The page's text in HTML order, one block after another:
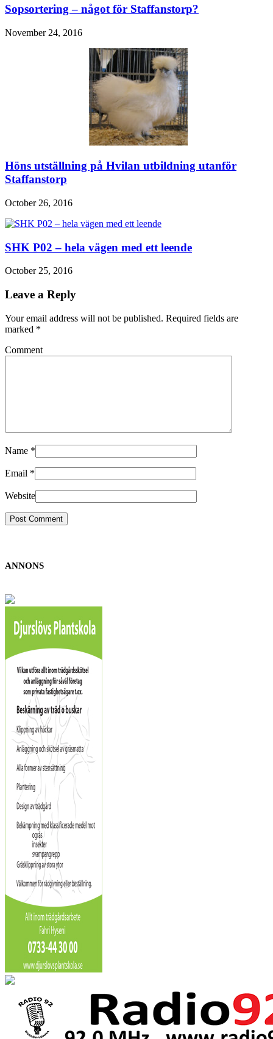
Sopsortering – något för Staffanstorp?
November 24, 2016
Höns utställning på Hvilan utbildning utanför
Staffanstorp
October 26, 2016
SHK P02 – hela vägen med ett leende
October 25, 2016
Leave a Reply
Your email address will not be published. Required fields are
marked *
Comment
Name *
Email *
Website
ANNONS